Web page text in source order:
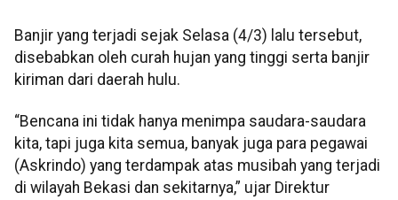
Banjir yang terjadi sejak Selasa (4/3) lalu tersebut,
disebabkan oleh curah hujan yang tinggi serta banjir
kiriman dari daerah hulu.
“Bencana ini tidak hanya menimpa saudara-saudara
kita, tapi juga kita semua, banyak juga para pegawai
(Askrindo) yang terdampak atas musibah yang terjadi
di wilayah Bekasi dan sekitarnya,” ujar Direktur